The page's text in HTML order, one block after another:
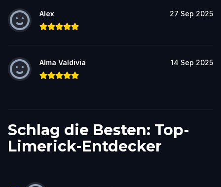
Alex 27 Sep 2025
Alma Valdivia 14 Sep 2025
Schlag die Besten: Top-
Limerick-Entdecker